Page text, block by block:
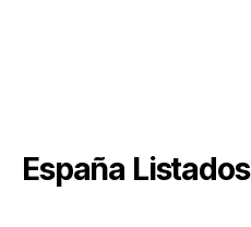
España Listados